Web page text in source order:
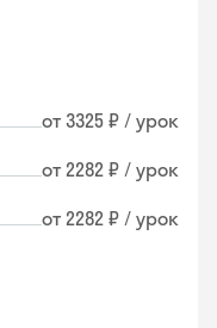
от 3325 ₽ / урок
от 2282 ₽ / урок
от 2282 ₽ / урок